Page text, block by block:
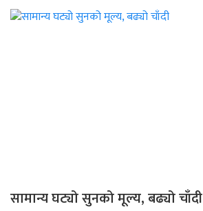
सामान्य घट्यो सुनको मूल्य, बढ्यो चाँदी